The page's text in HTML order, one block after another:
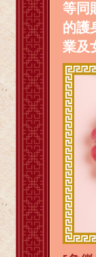
等同
的護
業及